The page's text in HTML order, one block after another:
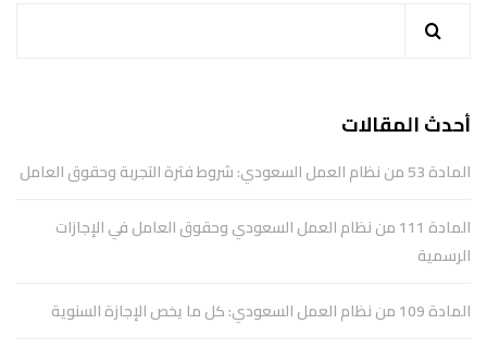
أحدث المقالات
المادة 53 من نظام العمل السعودي: شروط فترة التجربة وحقوق العامل
المادة 111 من نظام العمل السعودي وحقوق العامل في الإجازات
الرسمية
المادة 109 من نظام العمل السعودي: كل ما يخص الإجازة السنوية